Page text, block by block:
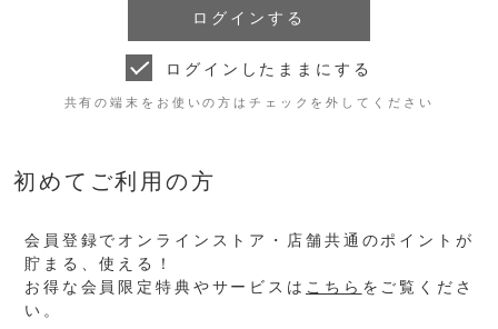
ログインしたままにする
共有の端末をお使いの方はチェックを外してください
初めてご利用の方
会員登録でオンラインストア・店舗共通のポイントが
貯まる、使える！
お得な会員限定特典やサービスは こちら をご覧くださ
い。